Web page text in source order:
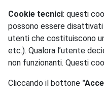
Cookie tecnici: questi
possono essere
utenti che costituiscono
etc.). Qualora l’utente
non funzionanti. Questi
Cliccando il bottone